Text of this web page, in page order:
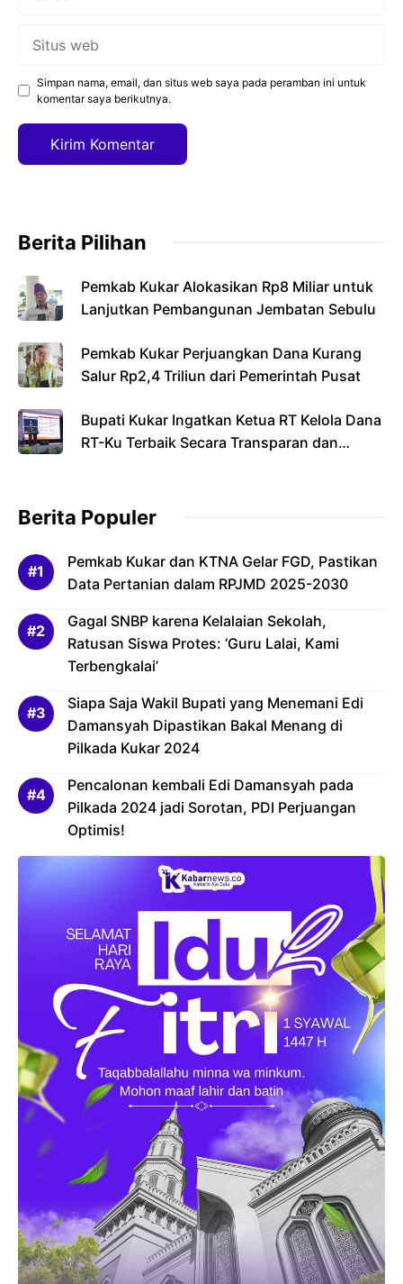
Simpan nama, email, dan situs web saya pada peramban ini untuk
komentar saya berikutnya.
Berita Pilihan
Pemkab Kukar Alokasikan Rp8 Miliar untuk
Lanjutkan Pembangunan Jembatan Sebulu
Pemkab Kukar Perjuangkan Dana Kurang
Salur Rp2,4 Triliun dari Pemerintah Pusat
Bupati Kukar Ingatkan Ketua RT Kelola Dana
RT-Ku Terbaik Secara Transparan dan
Berita Populer
Pemkab Kukar dan KTNA Gelar FGD, Pastikan
Data Pertanian dalam RPJMD 2025-2030
Gagal SNBP karena Kelalaian Sekolah,
Ratusan Siswa Protes: ‘Guru Lalai, Kami
Terbengkalai’
Siapa Saja Wakil Bupati yang Menemani Edi
Damansyah Dipastikan Bakal Menang di
Pilkada Kukar 2024
Pencalonan kembali Edi Damansyah pada
Pilkada 2024 jadi Sorotan, PDI Perjuangan
Optimis!